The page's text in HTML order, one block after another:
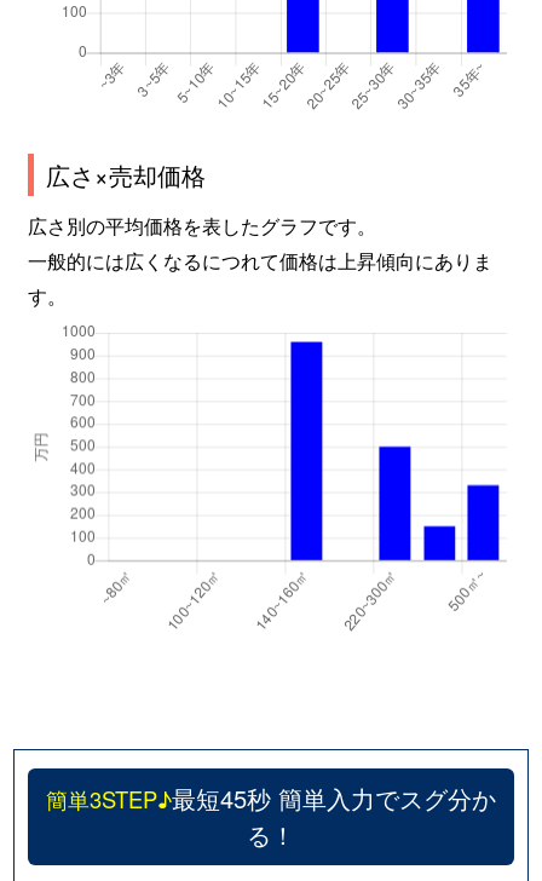
広さ×売却価格
広さ別の平均価格を表したグラフです。
一般的には広くなるにつれて価格は上昇傾向にありま
す。
簡単3STEP♪最短45秒 簡単入力でスグ分か
る！